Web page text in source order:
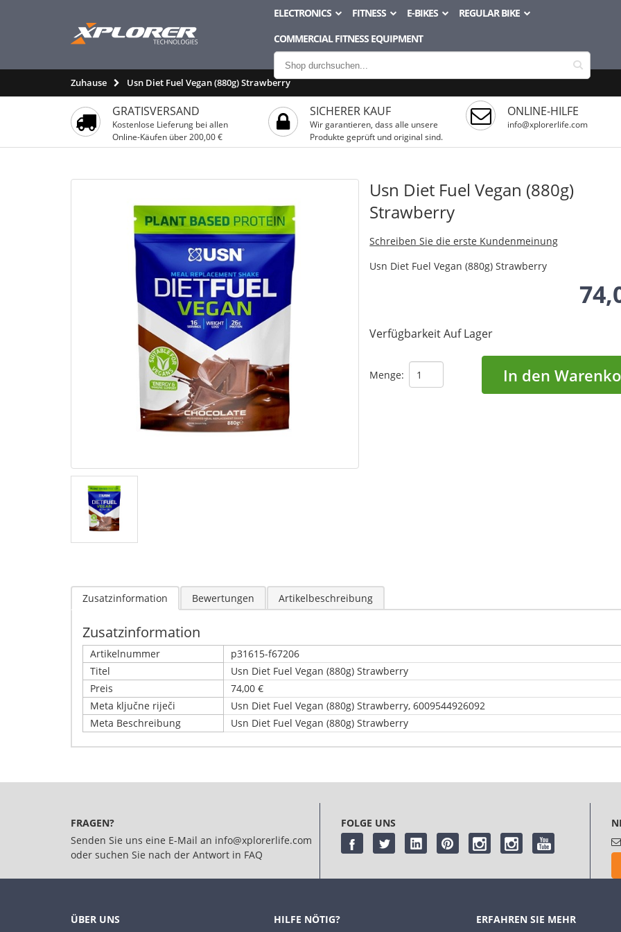
ELECTRONICS FITNESS E-BIKES
REGULAR BIKE
COMMERCIAL FITNESS EQUIPMENT
Zuhause Usn Diet Fuel Vegan (880g) Strawberry
GRATISVERSAND
Kostenlose Lieferung bei allen
Online-Käufen über 200,00 €
SICHERER KAUF
Wir garantieren, dass alle unsere
Produkte geprüft und original sind.
ONLINE-HILFE
info@xplorerlife.com
Usn Diet Fuel Vegan (880g)
Strawberry
Schreiben Sie die erste Kundenmeinung
Usn Diet Fuel Vegan (880g) Strawberry
VerfügbarkeitAuf Lager
Menge: In den
Zusatzinformation Bewertungen Artikelbeschreibung
Zusatzinformation
Artikelnummer
p31615-f67206
Titel
Usn Diet Fuel Vegan (880g) Strawberry
Preis
74,00 €
Meta ključne riječi
Usn Diet Fuel Vegan (880g) Strawberry, 6009544926092
Meta Beschreibung
Usn Diet Fuel Vegan (880g) Strawberry
FRAGEN?
Senden Sie uns eine E-Mail an info@xplorerlife.com
oder suchen Sie nach der Antwort in FAQ
FOLGE UNS
ÜBER UNS HILFE NÖTIG? ERFAHREN SIE MEHR